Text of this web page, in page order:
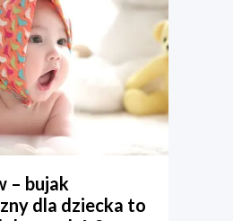
– bujak
dla dziecka to